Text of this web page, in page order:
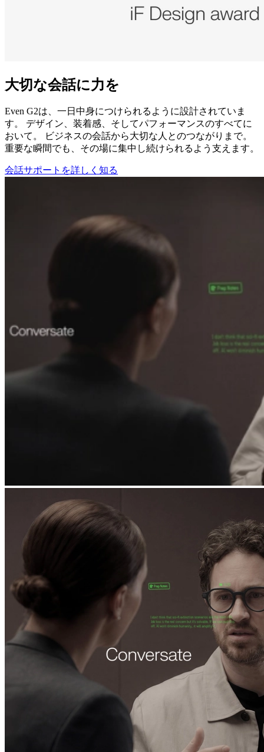
大切な会話に力を
Even G2は、一日中身につけられるように設計されていま
す。 デザイン、装着感、そしてパフォーマンスのすべてに
おいて。 ビジネスの会話から大切な人とのつながりまで。
重要な瞬間でも、その場に集中し続けられるよう支えます。
会話サポートを詳しく知る